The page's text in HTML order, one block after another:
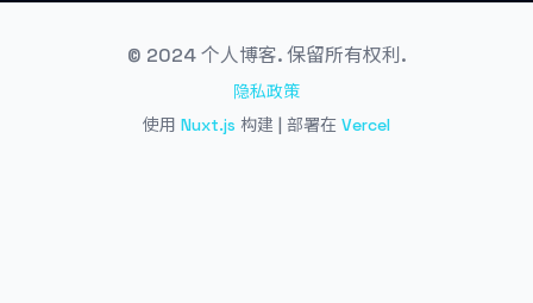
© 2024 个人博客. 保留所有权利.
隐私政策
使用 Nuxt.js 构建 | 部署在 Vercel